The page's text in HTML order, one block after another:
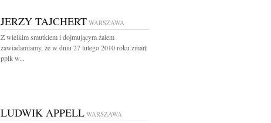
JERZY TAJCHERT WARSZAWA
Z wielkim smutkiem i dojmującym żalem
zawiadamiamy, że w dniu 27 lutego 2010 roku zmarł
ppłk w...
LUDWIK APPELL WARSZAWA